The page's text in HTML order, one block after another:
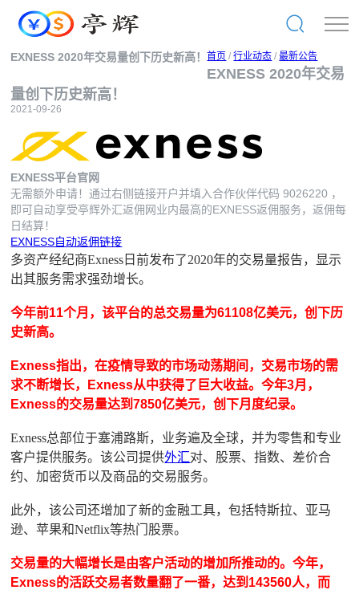
EXNESS 2020年交易量创下历史新高！首页 /行业动态 /最新公告
EXNESS 2020年交易
量创下历史新高！
2021-09-26
EXNESS平台官网
无需额外申请！通过右侧链接开户并填入合作伙伴代码9026220 ，
即可自动享受亭辉外汇返佣网业内最高的EXNESS返佣服务，返佣每
日结算！
EXNESS自动返佣链接
多资产经纪商Exness日前发布了2020年的交易量报告，显示
出其服务需求强劲增长。
今年前11个月，该平台的总交易量为61108亿美元，创下历
史新高。
Exness指出，在疫情导致的市场动荡期间，交易市场的需
求不断增长，Exness从中获得了巨大收益。今年3月，
Exness的交易量达到7850亿美元，创下月度纪录。
Exness总部位于塞浦路斯，业务遍及全球，并为零售和专业
客户提供服务。该公司提供外汇对、股票、指数、差价合
约、加密货币以及商品的交易服务。
此外，该公司还增加了新的金融工具，包括特斯拉、亚马
逊、苹果和Netflix等热门股票。
交易量的大幅增长是由客户活动的增加所推动的。今年，
Exness的活跃交易者数量翻了一番，达到143560人，而